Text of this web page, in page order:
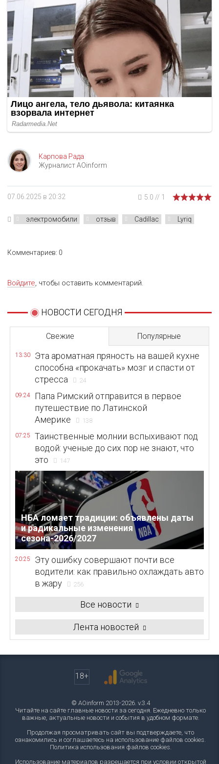
Карпова Рада
Журналист AOinform
07.06.2025 в 20:32 5.0 // 1
электромобили отзыв Cadillac Lyriq
Комментариев: 0
Войдите, чтобы оставить комментарий.
НОВОСТИ СЕГОДНЯ
Свежие Популярные
13:30
Эта ароматная пряность на вашей кухне
способна «прокачать» мозг и спасти от
стресса
24
09:24
Папа Римский отправится в первое
путешествие по Латинской
Америке
138
07:25
Таинственные молнии вспыхивают под
водой: ученые до сих пор не знают, что
это
147
НБА ломает традиции: объявлены даты
и радикальные изменения
сезона-2026/2027
20:25
Эту ошибку совершают почти все
водители: как правильно охлаждать авто
в жару
256
Все новости
Лента новостей
18+
© AOinform 2013-2026. v.3.4
Читайте на сайте главные новости за сегодня. Ежедневно только
важные, актуальные новости и события в удобном формате.
Продолжая просматривать сайт вы подтверждаете, что
ознакомились и соглашаетесь на использование файлов cookies.
Политика использования файлов cookies.
Использование материалов разрешается при условии открытой